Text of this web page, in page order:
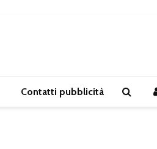
Contatti pubblicità